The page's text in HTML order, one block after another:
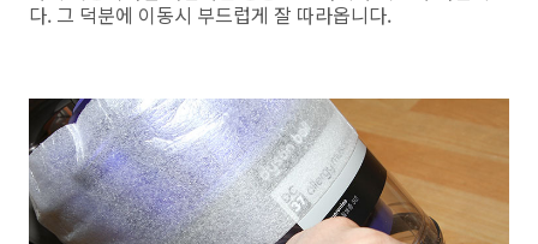
다. 그 덕분에 이동시 부드럽게 잘 따라옵니다.